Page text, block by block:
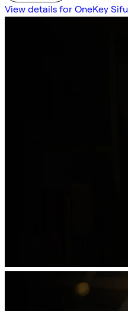
View details for OneKey Sifu